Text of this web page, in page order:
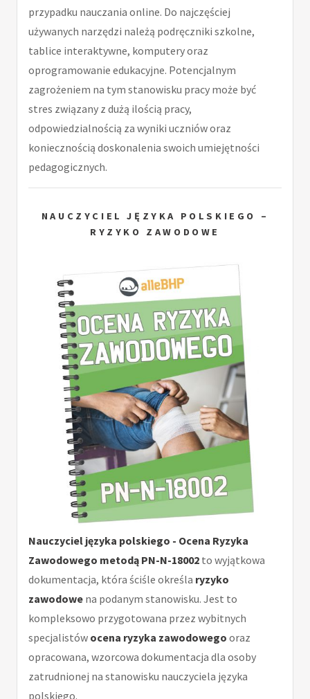
przypadku nauczania online. Do najczęściej
używanych narzędzi należą podręczniki szkolne,
tablice interaktywne, komputery oraz
oprogramowanie edukacyjne. Potencjalnym
zagrożeniem na tym stanowisku pracy może być
stres związany z dużą ilością pracy,
odpowiedzialnością za wyniki uczniów oraz
koniecznością doskonalenia swoich umiejętności
pedagogicznych.
NAUCZYCIEL JĘZYKA POLSKIEGO –
RYZYKO ZAWODOWE
Nauczyciel języka polskiego - Ocena Ryzyka
Zawodowego metodą PN-N-18002 to wyjątkowa
dokumentacja, która ściśle określa ryzyko
zawodowe na podanym stanowisku. Jest to
kompleksowo przygotowana przez wybitnych
specjalistów ocena ryzyka zawodowego oraz
opracowana, wzorcowa dokumentacja dla osoby
zatrudnionej na stanowisku nauczyciela języka
polskiego.